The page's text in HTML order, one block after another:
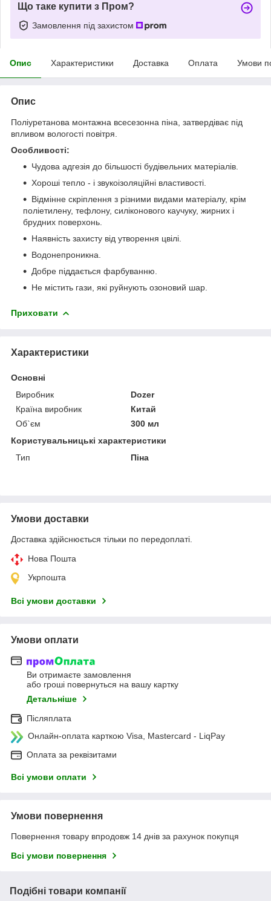
Що таке купити з Пром?
Замовлення під захистом
Опис Характеристики Доставка Оплата Умови
Опис
Поліуретанова монтажна всесезонна піна, затвердіває під
впливом вологості повітря.
Особливості:
Чудова адгезія до більшості будівельних матеріалів.
Хороші тепло - і звукоізоляційні властивості.
Відмінне скріплення з різними видами матеріалу, крім
поліетилену, тефлону, силіконового каучуку, жирних і
брудних поверхонь.
Наявність захисту від утворення цвілі.
Водонепроникна.
Добре піддається фарбуванню.
Не містить гази, які руйнують озоновий шар.
Приховати
Характеристики
Основні
Виробник
Dozer
Країна виробник
Китай
Об`єм
300 мл
Користувальницькі характеристики
Тип
Піна
Умови доставки
Доставка здійснюється тільки по передоплаті.
Нова Пошта
Укрпошта
Всі умови доставки
Умови оплати
Ви отримаєте замовлення
або гроші повернуться на вашу картку
Детальніше
Післяплата
Онлайн-оплата карткою Visa, Mastercard - LiqPay
Оплата за реквізитами
Всі умови оплати
Умови повернення
Повернення товару впродовж 14 днів за рахунок покупця
Всі умови повернення
Подібні товари компанії